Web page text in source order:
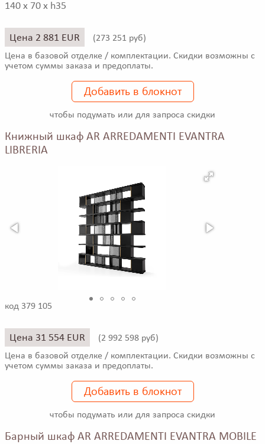
140 x 70 x h35
Цена 2 881 EUR (273 251 руб)
Цена в базовой отделке / комплектации. Скидки возможны с
учетом суммы заказа и предоплаты.
Добавить в блокнот
чтобы подумать или для запроса скидки
Книжный шкаф AR ARREDAMENTI EVANTRA
LIBRERIA
код 379 105
Цена 31 554 EUR (2 992 598 руб)
Цена в базовой отделке / комплектации. Скидки возможны с
учетом суммы заказа и предоплаты.
Добавить в блокнот
чтобы подумать или для запроса скидки
Барный шкаф AR ARREDAMENTI EVANTRA MOBILE